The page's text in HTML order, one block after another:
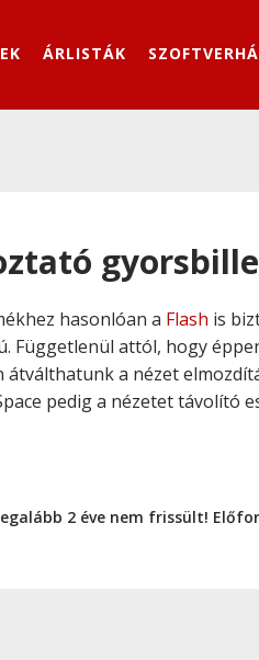
ÁRLISTÁK
hasonlóan a Flash is
Függetlenül attól, hogy
a nézet
pedig a nézetet távolító
2 éve nem frissült!